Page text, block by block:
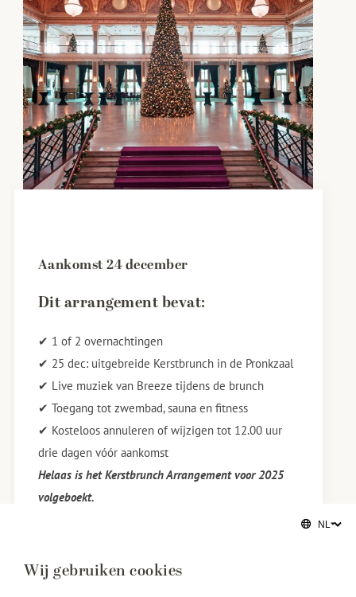
Aankomst 24 december
Dit arrangement bevat:
✔ 1 of 2 overnachtingen
✔ 25 dec: uitgebreide Kerstbrunch in de Pronkzaal
✔ Live muziek van Breeze tijdens de brunch
✔ Toegang tot zwembad, sauna en fitness
✔ Kosteloos annuleren of wijzigen tot 12.00 uur
drie dagen vóór aankomst
Helaas is het Kerstbrunch Arrangement voor 2025
volgeboekt.
Wij gebruiken cookies